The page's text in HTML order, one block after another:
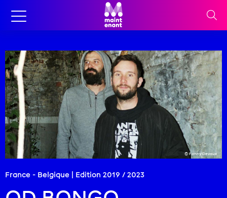
France - Belgique | Edition 2019 / 2023
© Fanny Devaux